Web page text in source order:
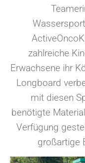
zahlreiche
Erwachsene ihr
Longboard
mit diesen
benötigte
Verfügung
großartige